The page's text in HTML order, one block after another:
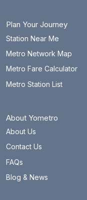
சிறிய மலை
மண்ணடி
நந்தனம்
நேரு பூங்கா
புது
Plan Your Journey
Station Near Me
Metro Network Map
Metro Fare Calculator
Metro Station List
About Yometro
About Us
Contact Us
FAQs
Blog & News